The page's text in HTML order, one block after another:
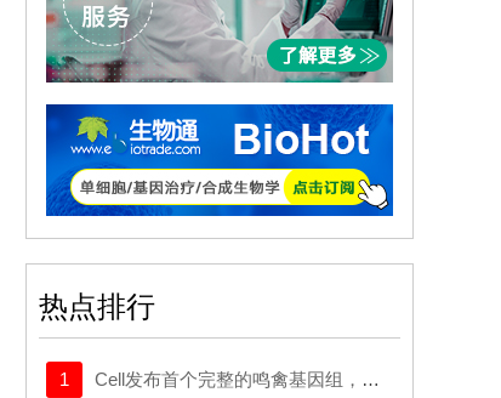
热点排行
1 Cell发布首个完整的鸣禽基因组，有助于探究发声学习